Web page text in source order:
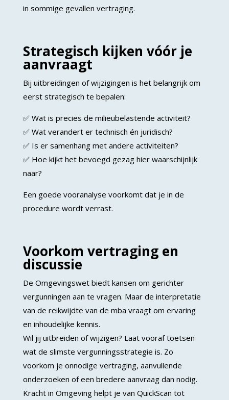
in sommige gevallen vertraging.
Strategisch kijken vóór je
aanvraagt
Bij uitbreidingen of wijzigingen is het belangrijk om
eerst strategisch te bepalen:
✅ Wat is precies de milieubelastende activiteit?
✅ Wat verandert er technisch én juridisch?
✅ Is er samenhang met andere activiteiten?
✅ Hoe kijkt het bevoegd gezag hier waarschijnlijk
naar?
Een goede vooranalyse voorkomt dat je in de
procedure wordt verrast.
Voorkom vertraging en
discussie
De Omgevingswet biedt kansen om gerichter
vergunningen aan te vragen. Maar de interpretatie
van de reikwijdte van de mba vraagt om ervaring
en inhoudelijke kennis.
Wil jij uitbreiden of wijzigen? Laat vooraf toetsen
wat de slimste vergunningsstrategie is. Zo
voorkom je onnodige vertraging, aanvullende
onderzoeken of een bredere aanvraag dan nodig.
Kracht in Omgeving helpt je van QuickScan tot